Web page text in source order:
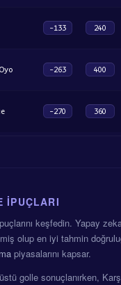
-133 240
-263 400
-270 360
İPUÇLARI
keşfedin. Yapay
olup en iyi tahmin
piyasalarını kapsar.
golle sonuçlanırken,